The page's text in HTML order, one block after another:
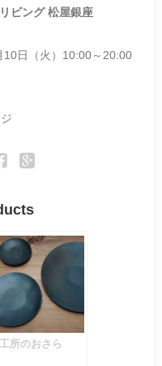
ビング 松屋銀座
日（火）10:00～20:00
所のおさら